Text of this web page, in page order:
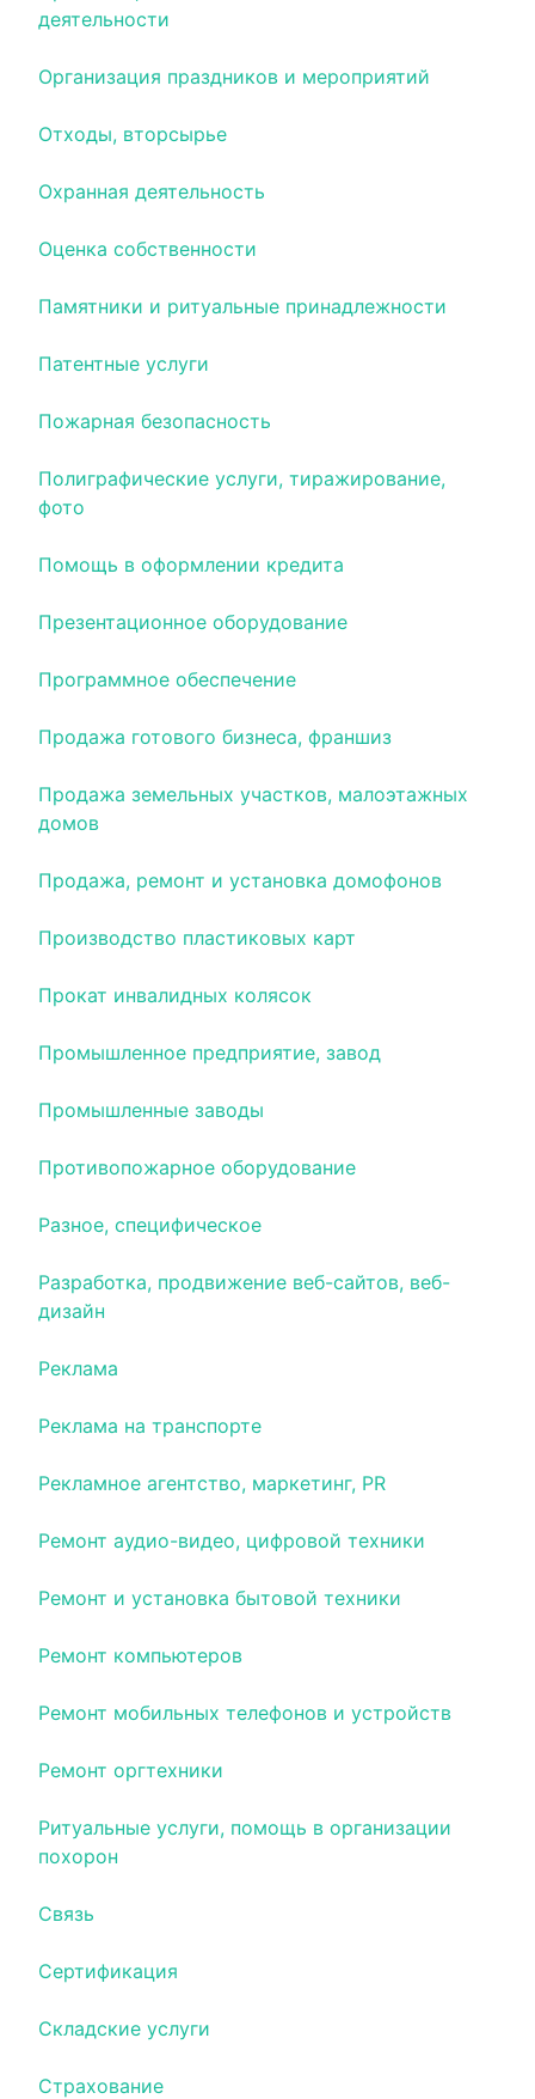
деятельности
Организация праздников и мероприятий
Отходы, вторсырье
Охранная деятельность
Оценка собственности
Памятники и ритуальные принадлежности
Патентные услуги
Пожарная безопасность
Полиграфические услуги, тиражирование,
фото
Помощь в оформлении кредита
Презентационное оборудование
Программное обеспечение
Продажа готового бизнеса, франшиз
Продажа земельных участков, малоэтажных
домов
Продажа, ремонт и установка домофонов
Производство пластиковых карт
Прокат инвалидных колясок
Промышленное предприятие, завод
Промышленные заводы
Противопожарное оборудование
Разное, специфическое
Разработка, продвижение веб-сайтов, веб-
дизайн
Реклама
Реклама на транспорте
Рекламное агентство, маркетинг, PR
Ремонт аудио-видео, цифровой техники
Ремонт и установка бытовой техники
Ремонт компьютеров
Ремонт мобильных телефонов и устройств
Ремонт оргтехники
Ритуальные услуги, помощь в организации
похорон
Связь
Сертификация
Складские услуги
Страхование